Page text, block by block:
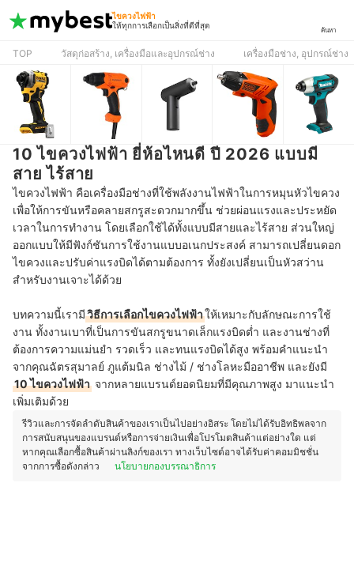
ไขควงไฟฟ้า
ให้ทุกการเลือกเป็นสิ่งที่ดีที่สุด
ค้นหา
TOP วัสดุก่อสร้าง, เครื่องมือและอุปกรณ์ช่าง เครื่องมือช่าง, อุปกรณ์ช่าง
10 ไขควงไฟฟ้า ยี่ห้อไหนดี ปี 2026 แบบมี
สาย ไร้สาย
ไขควงไฟฟ้า คือเครื่องมือช่างที่ใช้พลังงานไฟฟ้าในการหมุนหัวไขควง
เพื่อให้การขันหรือคลายสกรูสะดวกมากขึ้น ช่วยผ่อนแรงและประหยัด
เวลาในการทำงาน โดยเลือกใช้ได้ทั้งแบบมีสายและไร้สาย ส่วนใหญ่
ออกแบบให้มีฟังก์ชันการใช้งานแบบอเนกประสงค์ สามารถเปลี่ยนดอก
ไขควงและปรับค่าแรงบิดได้ตามต้องการ ทั้งยังเปลี่ยนเป็นหัวสว่าน
สำหรับงานเจาะได้ด้วย
บทความนี้เรามีวิธีการเลือกไขควงไฟฟ้าให้เหมาะกับลักษณะการใช้
งาน ทั้งงานเบาที่เป็นการขันสกรูขนาดเล็กแรงบิดต่ำ และงานช่างที่
ต้องการความแม่นยำ รวดเร็ว และทนแรงบิดได้สูง พร้อมคำแนะนำ
จากคุณฉัตรสุมาลย์ ภูแต้มนิล ช่างไม้ / ช่างโลหะมืออาชีพ และยังมี
10 ไขควงไฟฟ้า จากหลายแบรนด์ยอดนิยมที่มีคุณภาพสูง มาแนะนำ
เพิ่มเติมด้วย
รีวิวและการจัดลำดับสินค้าของเราเป็นไปอย่างอิสระ โดยไม่ได้รับอิทธิพลจาก
การสนับสนุนของแบรนด์หรือการจ่ายเงินเพื่อโปรโมตสินค้าแต่อย่างใด แต่
หากคุณเลือกซื้อสินค้าผ่านลิงก์ของเรา ทางเว็บไซต์อาจได้รับค่าคอมมิชชั่น
จากการซื้อดังกล่าว
นโยบายกองบรรณาธิการ